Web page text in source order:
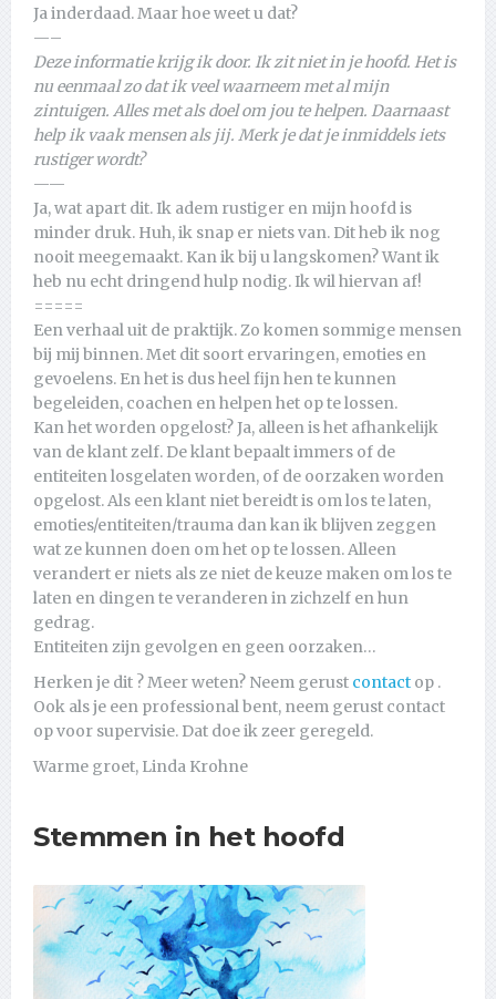
Ja inderdaad. Maar hoe weet u dat?
—–
Deze informatie krijg ik door. Ik zit niet in je hoofd. Het is
nu eenmaal zo dat ik veel waarneem met al mijn
zintuigen. Alles met als doel om jou te helpen. Daarnaast
help ik vaak mensen als jij. Merk je dat je inmiddels iets
rustiger wordt?
——
Ja, wat apart dit. Ik adem rustiger en mijn hoofd is
minder druk. Huh, ik snap er niets van. Dit heb ik nog
nooit meegemaakt. Kan ik bij u langskomen? Want ik
heb nu echt dringend hulp nodig. Ik wil hiervan af!
=====
Een verhaal uit de praktijk. Zo komen sommige mensen
bij mij binnen. Met dit soort ervaringen, emoties en
gevoelens. En het is dus heel fijn hen te kunnen
begeleiden, coachen en helpen het op te lossen.
Kan het worden opgelost? Ja, alleen is het afhankelijk
van de klant zelf. De klant bepaalt immers of de
entiteiten losgelaten worden, of de oorzaken worden
opgelost. Als een klant niet bereidt is om los te laten,
emoties/entiteiten/trauma dan kan ik blijven zeggen
wat ze kunnen doen om het op te lossen. Alleen
verandert er niets als ze niet de keuze maken om los te
laten en dingen te veranderen in zichzelf en hun
gedrag.
Entiteiten zijn gevolgen en geen oorzaken…
Herken je dit ? Meer weten? Neem gerust contact op .
Ook als je een professional bent, neem gerust contact
op voor supervisie. Dat doe ik zeer geregeld.
Warme groet, Linda Krohne
Stemmen in het hoofd